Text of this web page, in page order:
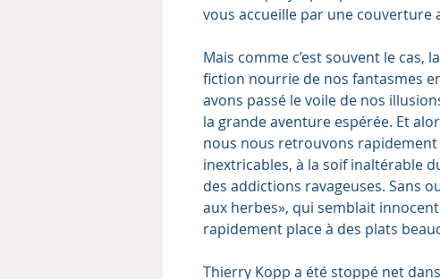
vous accueille par une couverture
Mais comme c’est souvent le cas,
fiction nourrie de nos fantasmes
avons passé le voile de nos
la grande aventure espérée. Et
nous nous retrouvons
inextricables, à la soif inaltérable
des addictions ravageuses. Sans
aux herbes», qui semblait
rapidement place à des plats
Thierry Kopp a été stoppé net